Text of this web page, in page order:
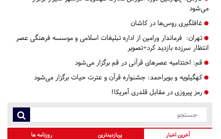
می‌شود
غافلگیری روس‌ها در کاشان
تهران: فرماندار ورامین از اداره تبلیغات اسلامی و موسسه فرهنگی عصر
انتظار سرزده بازدید کرد+تصویر
قم: اختتامیه عصرهای قرآنی در قم برگزار می‌شود
کهگیلویه و بویراحمد: جشنواره قرآن و عترت حیات برگزار می‌شود
رمز پیروزی در مقابل قلدری آمریکا!
آخرین اخبار پربازدیدترین روزنامه ها